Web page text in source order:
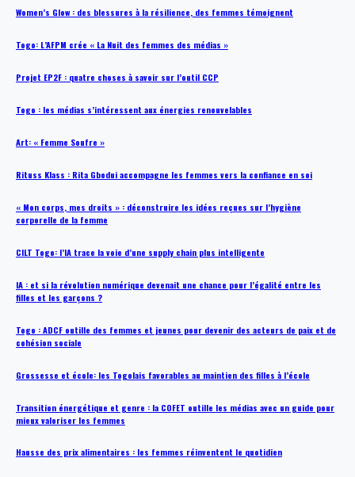
Women’s Glow : des blessures à la résilience, des femmes témoignent
Togo: L’AFPM crée « La Nuit des femmes des médias »
Projet EP2F : quatre choses à savoir sur l’outil CCP
Togo : les médias s’intéressent aux énergies renouvelables
Art: « Femme Soufre »
Rituss Klass : Rita Gbodui accompagne les femmes vers la confiance en soi
« Mon corps, mes droits » : déconstruire les idées reçues sur l’hygiène
corporelle de la femme
CILT Togo: l’IA trace la voie d’une supply chain plus intelligente
IA : et si la révolution numérique devenait une chance pour l’égalité entre les
filles et les garçons ?
Togo : ADCF outille des femmes et jeunes pour devenir des acteurs de paix et de
cohésion sociale
Grossesse et école: les Togolais favorables au maintien des filles à l’école
Transition énergétique et genre : la COFET outille les médias avec un guide pour
mieux valoriser les femmes
Hausse des prix alimentaires : les femmes réinventent le quotidien